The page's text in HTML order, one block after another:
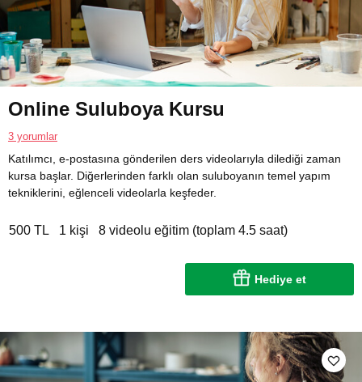
Online Suluboya Kursu
3 yorumlar
Katılımcı, e-postasına gönderilen ders videolarıyla dilediği zaman
kursa başlar. Diğerlerinden farklı olan suluboyanın temel yapım
tekniklerini, eğlenceli videolarla keşfeder.
500 TL 1 kişi 8 videolu eğitim (toplam 4.5 saat)
Hediye et